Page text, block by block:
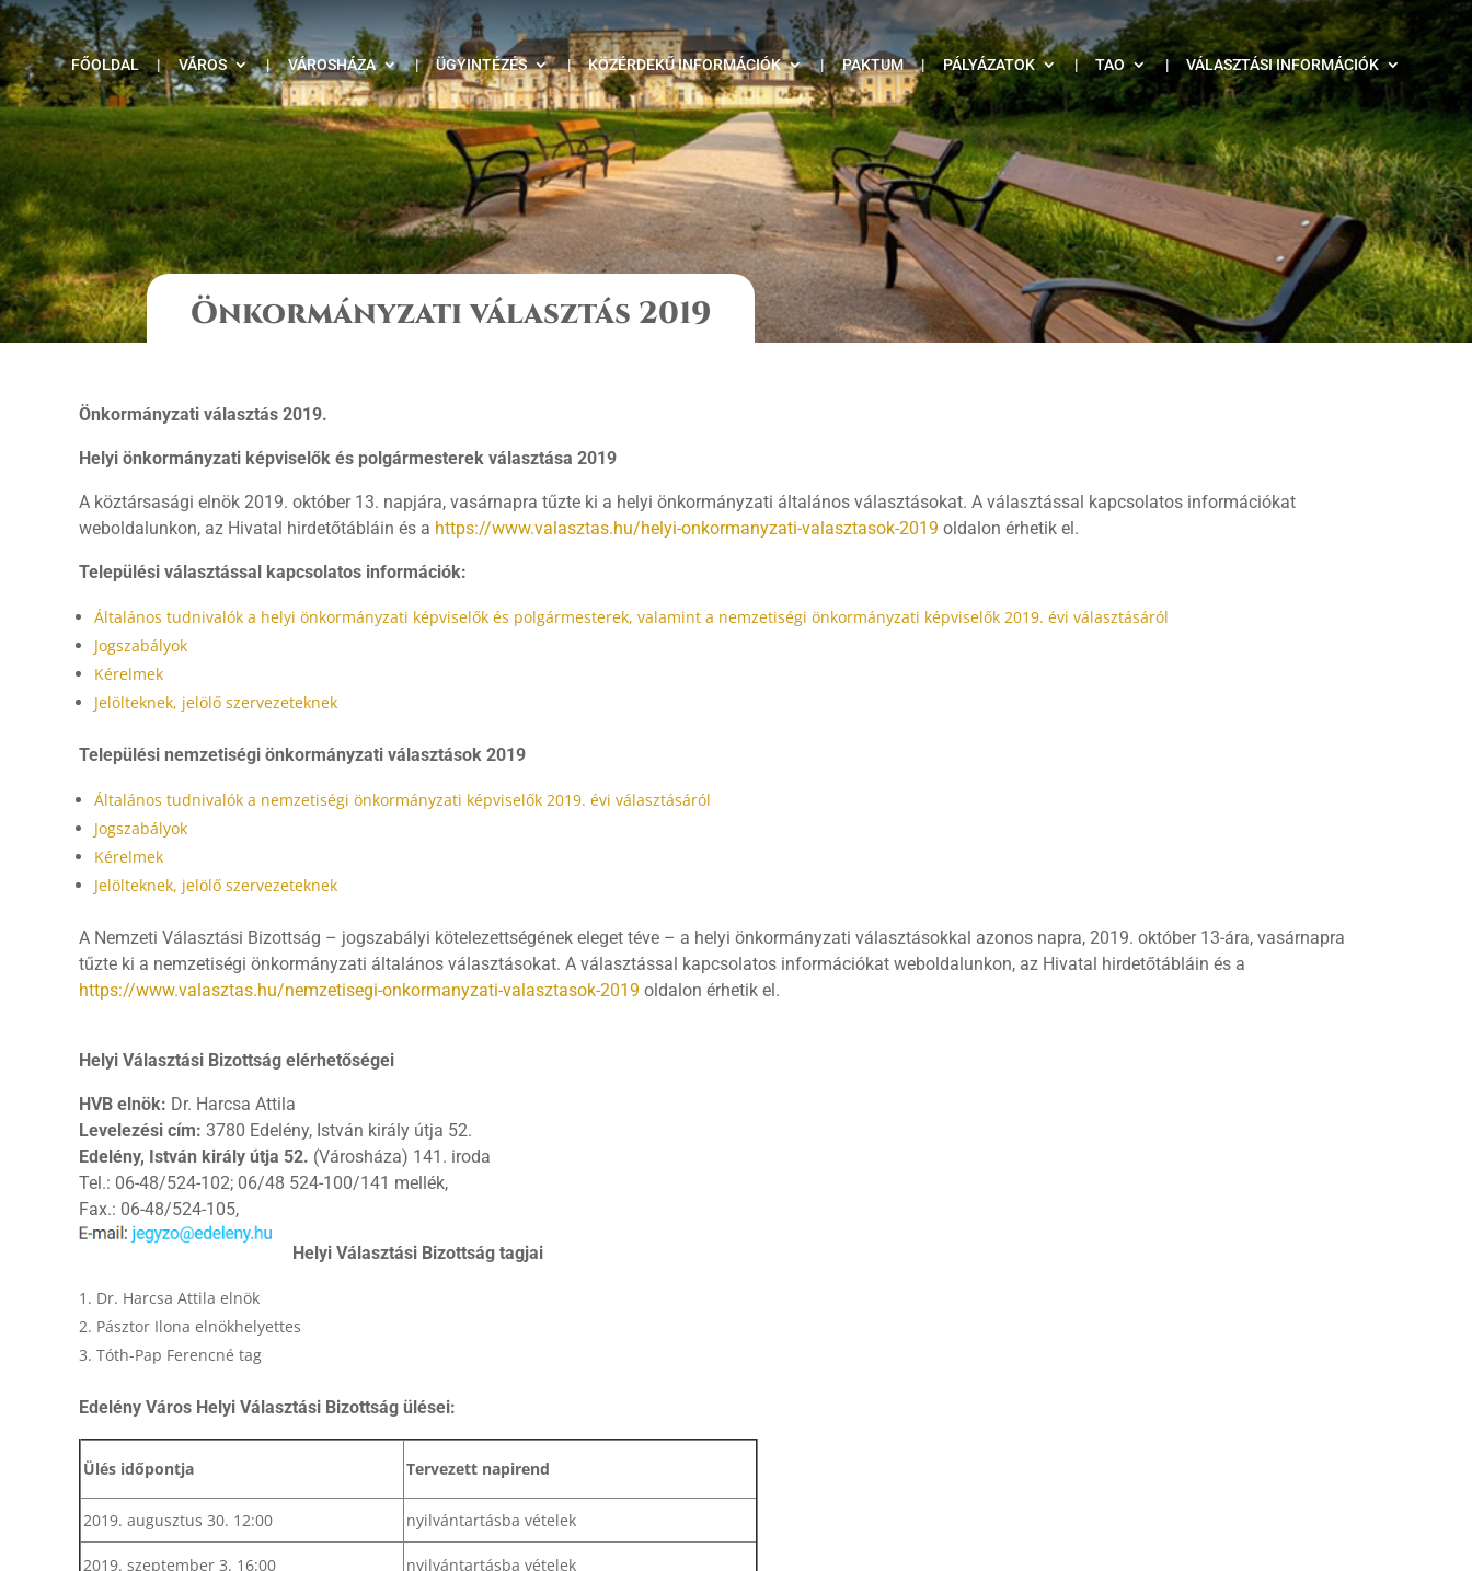
FŐOLDAL | VÁROS | VÁROSHÁZA | ÜGYINTÉZÉS | KÖZÉRDEKŰ INFORMÁCIÓK | PAKTUM | PÁLYÁZATOK | TAO | VÁLASZTÁSI INFORMÁCIÓK
Önkormányzati választás 2019
Önkormányzati választás 2019.
Helyi önkormányzati képviselők és polgármesterek választása 2019
A köztársasági elnök 2019. október 13. napjára, vasárnapra tűzte ki a helyi önkormányzati általános választásokat. A választással kapcsolatos információkat
weboldalunkon, az Hivatal hirdetőtábláin és a https://www.valasztas.hu/helyi-onkormanyzati-valasztasok-2019 oldalon érhetik el.
Települési választással kapcsolatos információk:
Általános tudnivalók a helyi önkormányzati képviselők és polgármesterek, valamint a nemzetiségi önkormányzati képviselők 2019. évi választásáról
Jogszabályok
Kérelmek
Jelölteknek, jelölő szervezeteknek
Települési nemzetiségi önkormányzati választások 2019
Általános tudnivalók a nemzetiségi önkormányzati képviselők 2019. évi választásáról
Jogszabályok
Kérelmek
Jelölteknek, jelölő szervezeteknek
A Nemzeti Választási Bizottság – jogszabályi kötelezettségének eleget téve – a helyi önkormányzati választásokkal azonos napra, 2019. október 13-ára, vasárnapra
tűzte ki a nemzetiségi önkormányzati általános választásokat. A választással kapcsolatos információkat weboldalunkon, az Hivatal hirdetőtábláin és a
https://www.valasztas.hu/nemzetisegi-onkormanyzati-valasztasok-2019 oldalon érhetik el.
Helyi Választási Bizottság elérhetőségei
HVB elnök: Dr. Harcsa Attila
Levelezési cím: 3780 Edelény, István király útja 52.
Edelény, István király útja 52. (Városháza) 141. iroda
Tel.: 06-48/524-102; 06/48 524-100/141 mellék,
Fax.: 06-48/524-105,
Helyi Választási Bizottság tagjai
Dr. Harcsa Attila elnök
Pásztor Ilona elnökhelyettes
Tóth-Pap Ferencné tag
Edelény Város Helyi Választási Bizottság ülései:
Ülés időpontja Tervezett napirend
2019. augusztus 30. 12:00 nyilvántartásba vételek
2019. szeptember 3. 16:00
nyilvántartásba vételek